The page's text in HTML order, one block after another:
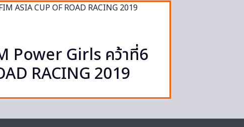
Power Girls คว้าที่6
RACING 2019